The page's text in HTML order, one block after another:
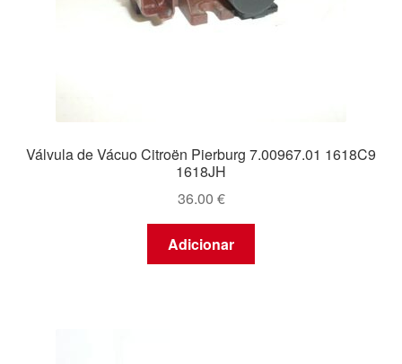
Válvula de Vácuo Citroën Pierburg 7.00967.01 1618C9
1618JH
36.00 €
Adicionar